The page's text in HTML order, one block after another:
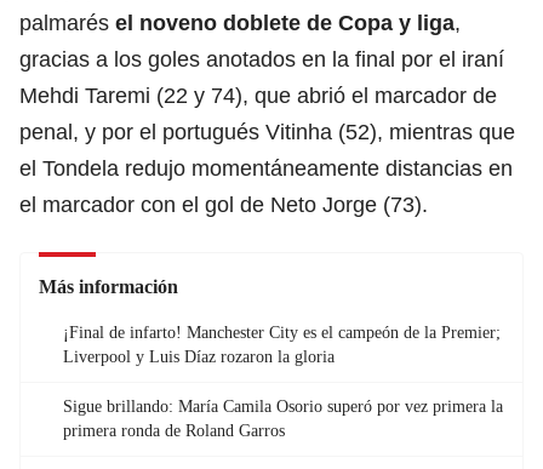
palmarés el noveno doblete de Copa y liga,
gracias a los goles anotados en la final por el iraní
Mehdi Taremi (22 y 74), que abrió el marcador de
penal, y por el portugués Vitinha (52), mientras que
el Tondela redujo momentáneamente distancias en
el marcador con el gol de Neto Jorge (73).
Más información
¡Final de infarto! Manchester City es el campeón de la Premier;
Liverpool y Luis Díaz rozaron la gloria
Sigue brillando: María Camila Osorio superó por vez primera la
primera ronda de Roland Garros